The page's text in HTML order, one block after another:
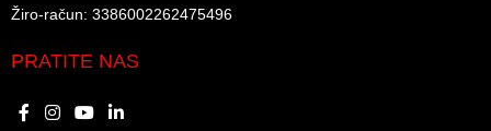
Žiro-račun: 3386002262475496​​
PRATITE NAS